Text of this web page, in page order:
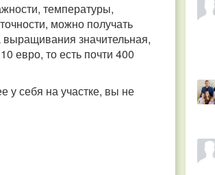
температуры,
можно получать
выращивания значительная,
евро, то есть почти 400
у себя на участке, вы не